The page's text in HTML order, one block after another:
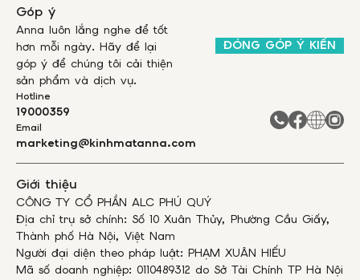
Góp ý
Anna luôn lắng nghe để tốt
hơn mỗi ngày. Hãy để lại
góp ý để chúng tôi cải thiện
sản phẩm và dịch vụ.
ĐÓNG GÓP Ý KIẾN
Hotline
19000359
Email
marketing@kinhmatanna.com
Giới thiệu
CÔNG TY CỔ PHẦN ALC PHÚ QUÝ
Địa chỉ trụ sở chính: Số 10 Xuân Thủy, Phường Cầu Giấy,
Thành phố Hà Nội, Việt Nam
Người đại diện theo pháp luật: PHẠM XUÂN HIẾU
Mã số doanh nghiệp: 0110489312 do Sở Tài Chính TP Hà Nội